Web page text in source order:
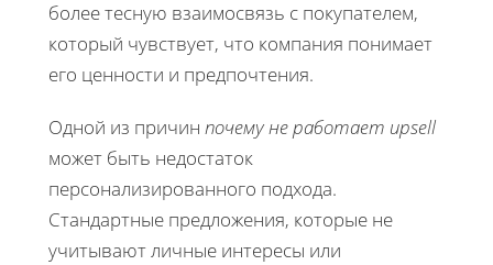
более тесную взаимосвязь с покупателем,
который чувствует, что компания понимает
его ценности и предпочтения.
Одной из причин почему не работает upsell
может быть недостаток
персонализированного подхода.
Стандартные предложения, которые не
учитывают личные интересы или